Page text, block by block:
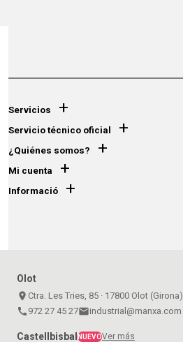
Servicios +
Servicio técnico oficial +
¿Quiénes somos? +
Mi cuenta +
Informació +
Olot
place Ctra. Les Tries, 85 · 17800 Olot (Girona)
call 972 27 45 27emailindustrial@manxa.com
CastellbisbalNUEVOVer más